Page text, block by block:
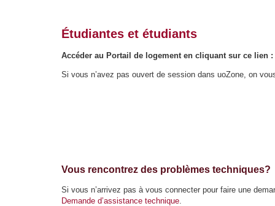
Étudiantes et étudiants
Accéder au Portail de logement en cliquant sur ce lien :
Si vous n’avez pas ouvert de session dans uoZone, on
Vous rencontrez des problèmes techniques?
Si vous n’arrivez pas à vous connecter pour faire une
Demande d’assistance technique